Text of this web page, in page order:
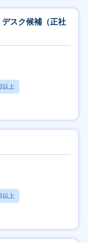
スク候補（正社
以上
以上